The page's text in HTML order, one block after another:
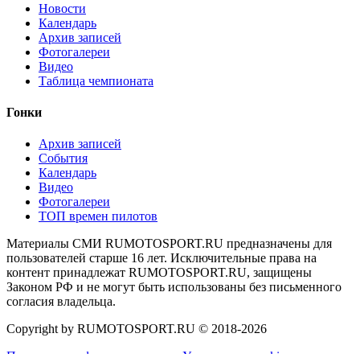
Новости
Календарь
Архив записей
Фотогалереи
Видео
Таблица чемпионата
Гонки
Архив записей
События
Календарь
Видео
Фотогалереи
ТОП времен пилотов
Материалы СМИ RUMOTOSPORT.RU предназначены для
пользователей старше 16 лет. Исключительные права на
контент принадлежат RUMOTOSPORT.RU, защищены
Законом РФ и не могут быть использованы без письменного
согласия владельца.
Copyright by RUMOTOSPORT.RU © 2018-2026